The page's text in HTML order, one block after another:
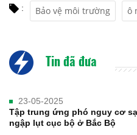
: Bảo vệ môi trường ô
Tin đã đưa
23-05-2025
Tập trung ứng phó nguy cơ
ngập lụt cục bộ ở Bắc Bộ